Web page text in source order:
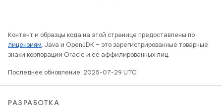
Контент и образцы кода на этой странице предоставлены по
лицензиям. Java и OpenJDK – это зарегистрированные товарные
знаки корпорации Oracle и ее аффилированных лиц.
Последнее обновление: 2025-07-29 UTC.
РАЗРАБОТКА